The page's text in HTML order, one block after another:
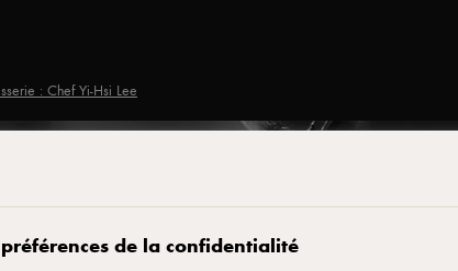
: Chef Yi-Hsi Lee
de la confidentialité